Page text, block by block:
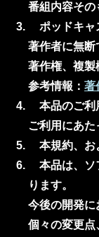
番組内容その
ポッドキャ
著作者に無断
著作権、複製
参考情報： 著
本品のご利
ご利用にあ
本規約、お
本品は、ソ
ります。
今後の開発に
個々の変更点